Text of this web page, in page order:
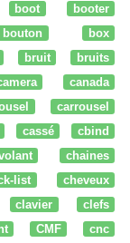
boot
booter
bouton
box
bruit
bruits
canada
carrousel
cassé
cbind
chaines
list
cheveux
clavier
clefs
CMF
cnc